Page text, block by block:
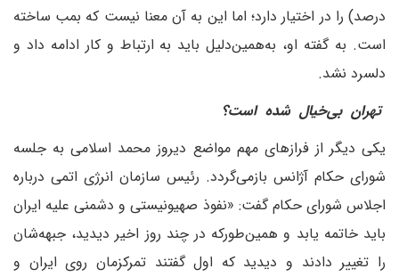
درصد) را در اختیار دارد؛ اما این به آن معنا نیست که بمب ساخته‌
است. به گفته او، به‌همین‌دلیل باید به ارتباط و کار ادامه داد و
دلسرد نشد.
تهران بی‌خیال شده است؟
یکی دیگر از فرازهای مهم مواضع دیروز محمد اسلامی به جلسه
شورای حکام آژانس بازمی‌گردد. رئیس سازمان انرژی اتمی درباره
اجلاس شورای حکام گفت: «نفوذ صهیونیستی و دشمنی علیه ایران
باید خاتمه یابد و همین‌طورکه در چند روز اخیر دیدید، جبهه‌شان
را تغییر دادند و دیدید که اول گفتند تمرکزمان روی ایران و